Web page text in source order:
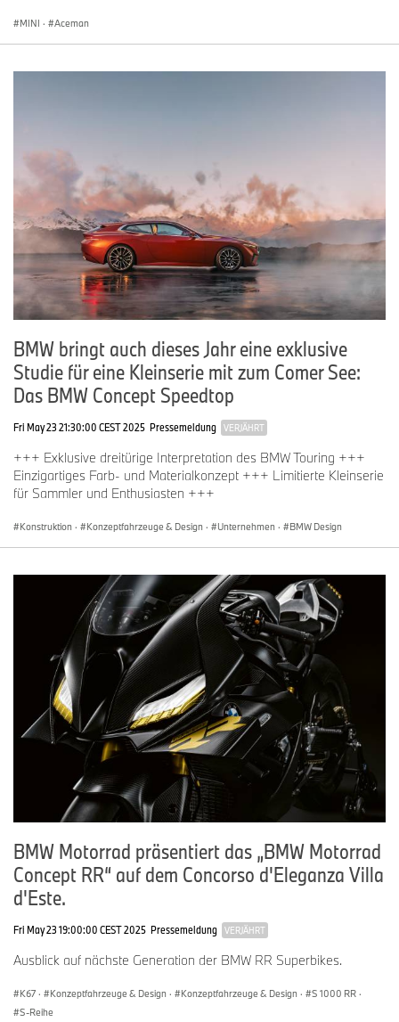
MINI · Aceman
BMW bringt auch dieses Jahr eine exklusive
Studie für eine Kleinserie mit zum Comer See:
Das BMW Concept Speedtop
Fri May 23 21:30:00 CEST 2025 Pressemeldung VERJÄHRT
+++ Exklusive dreitürige Interpretation des BMW Touring +++
Einzigartiges Farb- und Materialkonzept +++ Limitierte Kleinserie
für Sammler und Enthusiasten +++
Konstruktion · Konzeptfahrzeuge & Design · Unternehmen · BMW Design
BMW Motorrad präsentiert das „BMW Motorrad
Concept RR“ auf dem Concorso d'Eleganza Villa
d'Este.
Fri May 23 19:00:00 CEST 2025 Pressemeldung VERJÄHRT
Ausblick auf nächste Generation der BMW RR Superbikes.
K67 · Konzeptfahrzeuge & Design · Konzeptfahrzeuge & Design · S 1000 RR ·
S-Reihe